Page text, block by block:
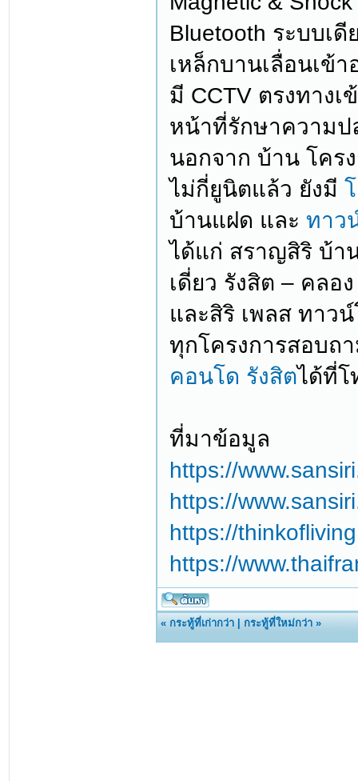
Bluetooth ระบบเ
เหล็กบานเลื่อนเข้
มี CCTV ตรงทางเ
หน้าที่รักษาความป
นอกจาก บ้าน โคร
ไม่กี่ยูนิตแล้ว ยังมี
บ้านแฝด และ ทาว
ได้แก่ สราญสิริ บ้า
เดี่ยว รังสิต – คลอ
และสิริ เพลส ทาว
ทุกโครงการสอบถ
คอนโด รังสิตได้ที่โ
ที่มาข้อมูล
https://
https://
https://
https://
«กระทู้ที่เก่ากว่า |กระทู้ที่ใหม่กว่า »